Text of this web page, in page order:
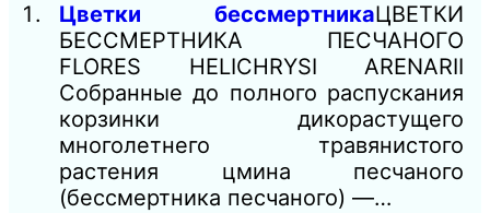
Цветки бессмертникаЦВЕТКИ
БЕССМЕРТНИКА ПЕСЧАНОГО
FLORES HELICHRYSI ARENARII
Собранные до полного распускания
корзинки дикорастущего
многолетнего травянистого
растения цмина песчаного
(бессмертника песчаного) —…